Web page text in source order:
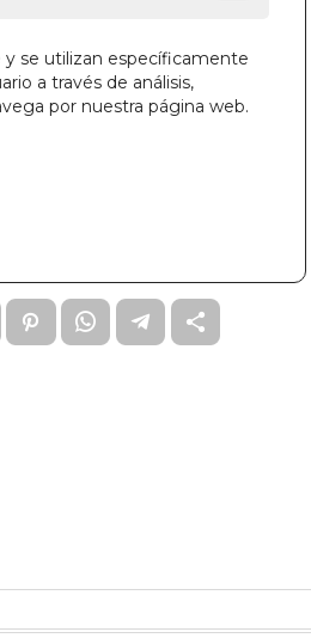
y se utilizan específicamente
a través de análisis,
por nuestra página web.